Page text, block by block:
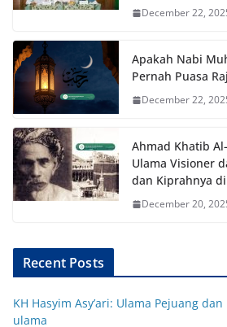
December 22,
Apakah Nabi
Pernah Puasa
December 22,
Ahmad Khatib
Ulama Visioner
dan Kiprahnya
December 20,
Recent Posts
KH Hasyim Asy’ari: Ulama Pejuang
ulama